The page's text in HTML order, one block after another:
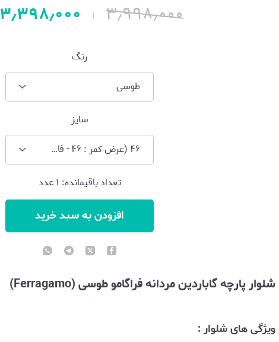
۳٫۹۹۸٫۰۰۰ ۳٫۳۹۸٫۰۰۰
رنگ
طوسی
سایز
۴۶ (عرض کمر : ۴۶ - فاق : ۲۶ - عرض دمپا : ۱۶ - قد : ۹۸)
تعداد باقیمانده: ۱عدد
افزودن به سبد خرید
شلوار پارچه گاباردین مردانه فراگامو طوسی (Ferragamo)
ویژگی های شلوار :